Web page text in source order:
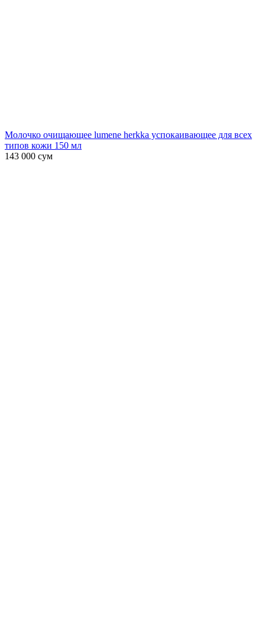
Молочко очищающее lumene herkka успокаивающее для всех
типов кожи 150 мл
143 000 сум